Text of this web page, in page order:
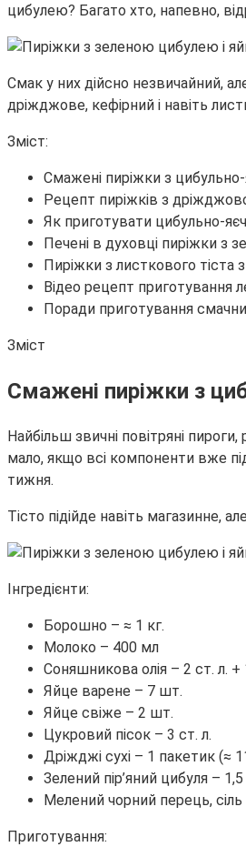
цибулею? Багато хто, напевно,
Смак у них дійсно незвичайний,
дріжджове, кефірний і навіть
Зміст:
Смажені пиріжки з
Рецепт пиріжків з
Як приготувати цибульно-
Печені в духовці пиріжки з
Пиріжки з листкового тіста
Відео рецепт приготування
Поради приготування
Зміст
Смажені пиріжки з
Найбільш звичні повітряні
мало, якщо всі компоненти вже
тижня.
Тісто підійде навіть магазинне,
Інгредієнти:
Борошно – ≈ 1 кг.
Молоко – 400 мл
Соняшникова олія – 2 ст. л. +
Яйце варене – 7 шт.
Яйце свіже – 2 шт.
Цукровий пісок – 3 ст. л.
Дріжджі сухі – 1 пакетик (≈
Зелений пір’яний цибуля – 1,5
Мелений чорний перець,
Приготування: